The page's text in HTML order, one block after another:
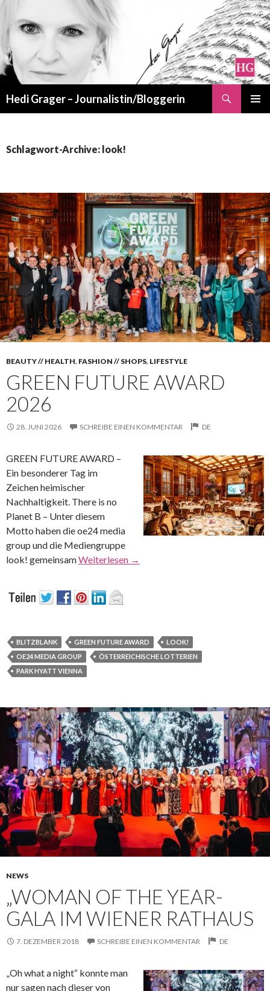
Hedi Grager – Journalistin/Bloggerin
Schlagwort-Archive: look!
BEAUTY // HEALTH, FASHION // SHOPS, LIFESTYLE
GREEN FUTURE AWARD
2026
28. JUNI 2026 SCHREIBE EINEN KOMMENTAR DE
GREEN FUTURE AWARD –
Ein besonderer Tag im
Zeichen heimischer
Nachhaltigkeit. There is no
Planet B – Unter diesem
Motto haben die oe24 media
group und die Mediengruppe
look! gemeinsamWeiterlesen →
BLITZBLANK GREEN FUTURE AWARD
LOOK!
OE24 MEDIA GROUP
ÖSTERREICHISCHE LOTTERIEN
PARK HYATT VIENNA
NEWS
„WOMAN OF THE YEAR-
GALA IM WIENER RATHAUS
7. DEZEMBER 2018 SCHREIBE EINEN KOMMENTAR DE
„Oh what a night“ konnte man
nur sagen nach dieser von